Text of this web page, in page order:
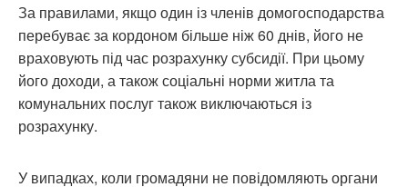
За правилами, якщо один із членів домогосподарства
перебуває за кордоном більше ніж 60 днів, його не
враховують під час розрахунку субсидії. При цьому
його доходи, а також соціальні норми житла та
комунальних послуг також виключаються із
розрахунку.
У випадках, коли громадяни не повідомляють органи